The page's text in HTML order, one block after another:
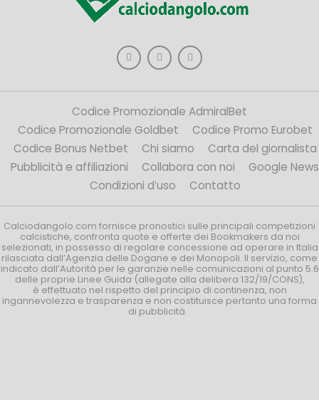
Codice Promozionale AdmiralBet
Codice Promozionale Goldbet
Codice Promo Eurobet
Codice Bonus Netbet
Chi siamo
Carta del giornalista
Pubblicità e affiliazioni
Collabora con noi
Google News
Condizioni d’uso
Contatto
Calciodangolo.com fornisce pronostici sulle principali competizioni
calcistiche, confronta quote e offerte dei Bookmakers da noi
selezionati, in possesso di regolare concessione ad operare in Italia
rilasciata dall’Agenzia delle Dogane e dei Monopoli. Il servizio, come
indicato dall’Autorità per le garanzie nelle comunicazioni al punto 5.6
delle proprie Linee Guida (allegate alla delibera 132/19/CONS),
è effettuato nel rispetto del principio di continenza, non
ingannevolezza e trasparenza e non costituisce pertanto una forma
di pubblicità.